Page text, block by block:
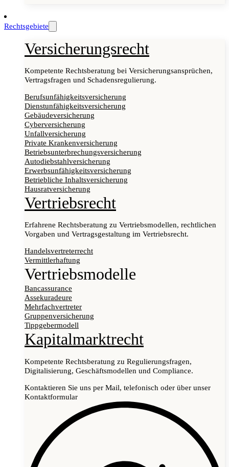
Rechtsgebiete
Versicherungsrecht
Kompetente Rechtsberatung bei Versicherungsansprüchen,
Vertragsfragen und Schadensregulierung.
Berufsunfähigkeitsversicherung
Dienstunfähigkeitsversicherung
Gebäudeversicherung
Cyberversicherung
Unfallversicherung
Private Krankenversicherung
Betriebsunterbrechungsversicherung
Autodiebstahlversicherung
Erwerbsunfähigkeitsversicherung
Betriebliche Inhaltsversicherung
Hausratversicherung
Vertriebsrecht
Erfahrene Rechtsberatung zu Vertriebsmodellen, rechtlichen
Vorgaben und Vertragsgestaltung im Vertriebsrecht.
Handelsvertreterrecht
Vermittlerhaftung
Vertriebsmodelle
Bancassurance
Assekuradeure
Mehrfachvertreter
Gruppenversicherung
Tippgebermodell
Kapitalmarktrecht
Kompetente Rechtsberatung zu Regulierungsfragen,
Digitalisierung, Geschäftsmodellen und Compliance.
Kontaktieren Sie uns per Mail, telefonisch oder über unser
Kontaktformular